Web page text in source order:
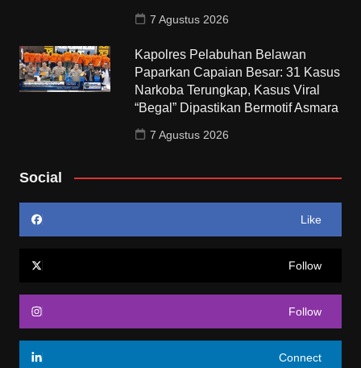
7 Agustus 2026
Kapolres Pelabuhan Belawan
Paparkan Capaian Besar: 31 Kasus
Narkoba Terungkap, Kasus Viral
“Begal” Dipastikan Bermotif Asmara
7 Agustus 2026
Social
Like
Follow
Follow
Connect